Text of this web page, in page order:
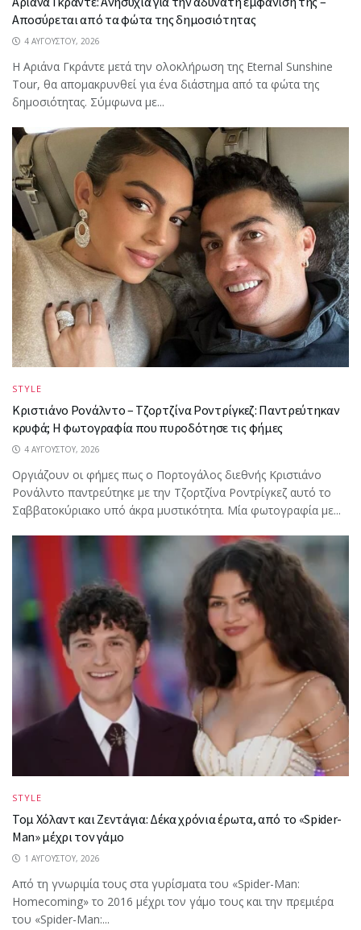
Αποσύρεται από τα φώτα της δημοσιότητας
4 ΑΥΓΟΎΣΤΟΥ, 2026
Η Αριάνα Γκράντε μετά την ολοκλήρωση της Eternal Sunshine
Tour, θα απομακρυνθεί για ένα διάστημα από τα φώτα της
δημοσιότητας. Σύμφωνα με...
STYLE
Κριστιάνο Ρονάλντο – Τζορτζίνα Ροντρίγκεζ: Παντρεύτηκαν
κρυφά; Η φωτογραφία που πυροδότησε τις φήμες
4 ΑΥΓΟΎΣΤΟΥ, 2026
Oργιάζουν οι φήμες πως ο Πορτογάλος διεθνής Κριστιάνο
Ρονάλντο παντρεύτηκε με την Τζορτζίνα Ροντρίγκεζ αυτό το
Σαββατοκύριακο υπό άκρα μυστικότητα. Μία φωτογραφία με...
STYLE
Τομ Χόλαντ και Ζεντάγια: Δέκα χρόνια έρωτα, από το «Spider-
Man» μέχρι τον γάμο
1 ΑΥΓΟΎΣΤΟΥ, 2026
Από τη γνωριμία τους στα γυρίσματα του «Spider-Man:
Homecoming» το 2016 μέχρι τον γάμο τους και την πρεμιέρα
του «Spider-Man:...